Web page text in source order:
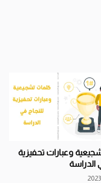
وعبارات تحفيزية
الدراسة